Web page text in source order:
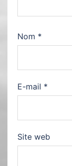
Nom *
E-mail *
Site web